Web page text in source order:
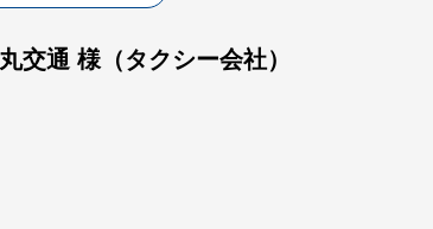
交通 様（タクシー会社）